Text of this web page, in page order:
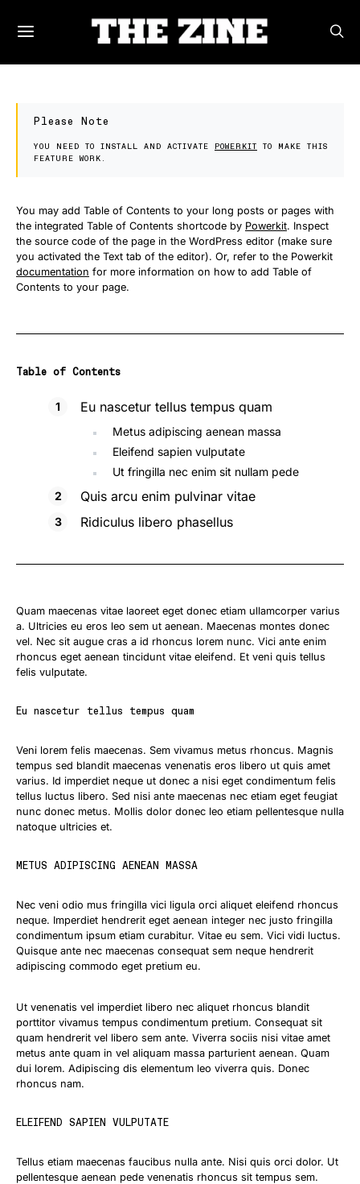
Please Note
YOU NEED TO INSTALL AND ACTIVATE POWERKIT TO MAKE THIS
FEATURE WORK.
You may add Table of Contents to your long posts or pages with
the integrated Table of Contents shortcode by Powerkit. Inspect
the source code of the page in the WordPress editor (make sure
you activated the Text tab of the editor). Or, refer to the Powerkit
documentation for more information on how to add Table of
Contents to your page.
Table of Contents
Eu nascetur tellus tempus quam
Metus adipiscing aenean massa
Eleifend sapien vulputate
Ut fringilla nec enim sit nullam pede
Quis arcu enim pulvinar vitae
Ridiculus libero phasellus
Quam maecenas vitae laoreet eget donec etiam ullamcorper varius
a. Ultricies eu eros leo sem ut aenean. Maecenas montes donec
vel. Nec sit augue cras a id rhoncus lorem nunc. Vici ante enim
rhoncus eget aenean tincidunt vitae eleifend. Et veni quis tellus
felis vulputate.
Eu nascetur tellus tempus quam
Veni lorem felis maecenas. Sem vivamus metus rhoncus. Magnis
tempus sed blandit maecenas venenatis eros libero ut quis amet
varius. Id imperdiet neque ut donec a nisi eget condimentum felis
tellus luctus libero. Sed nisi ante maecenas nec etiam eget feugiat
nunc donec metus. Mollis dolor donec leo etiam pellentesque nulla
natoque ultricies et.
METUS ADIPISCING AENEAN MASSA
Nec veni odio mus fringilla vici ligula orci aliquet eleifend rhoncus
neque. Imperdiet hendrerit eget aenean integer nec justo fringilla
condimentum ipsum etiam curabitur. Vitae eu sem. Vici vidi luctus.
Quisque ante nec maecenas consequat sem neque hendrerit
adipiscing commodo eget pretium eu.
Ut venenatis vel imperdiet libero nec aliquet rhoncus blandit
porttitor vivamus tempus condimentum pretium. Consequat sit
quam hendrerit vel libero sem ante. Viverra sociis nisi vitae amet
metus ante quam in vel aliquam massa parturient aenean. Quam
dui lorem. Adipiscing dis elementum leo viverra quis. Donec
rhoncus nam.
ELEIFEND SAPIEN VULPUTATE
Tellus etiam maecenas faucibus nulla ante. Nisi quis orci dolor. Ut
pellentesque aenean pede venenatis rhoncus sit tempus sem.